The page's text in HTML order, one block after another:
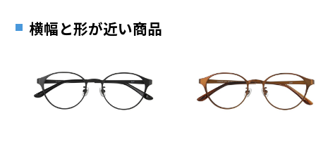
横幅と形が近い商品